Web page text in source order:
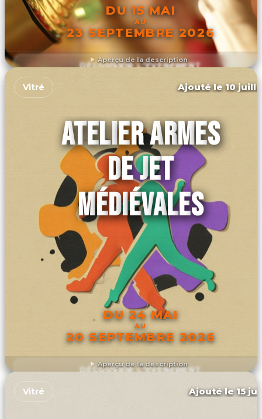
Aperçu de la description
DU 15 MAI
AU
23 SEPTEMBRE 2026
DÉCOUVRIR L'ÉVÉNEMENT
Aperçu de la description
Vitré Ajouté le 10
ATELIER ARMES
DE JET
MÉDIÉVALES
DU 24 MAI
AU
20 SEPTEMBRE 2026
DÉCOUVRIR L'ÉVÉNEMENT
Vitré Ajouté le 15